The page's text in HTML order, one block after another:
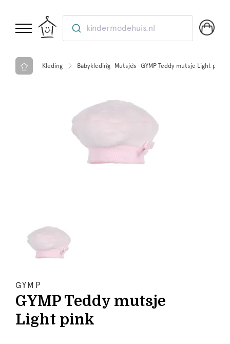
kindermodehuis.nl
Kleding Babykleding Mutsjes GYMP Teddy mutsje Light pink
GYMP
GYMP Teddy mutsje
Light pink